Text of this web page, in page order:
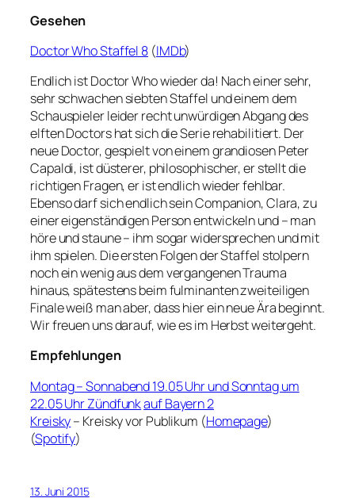
Gesehen
Doctor Who Staffel 8 (IMDb)
Endlich ist Doctor Who wieder da! Nach einer sehr,
sehr schwachen siebten Staffel und einem dem
Schauspieler leider recht unwürdigen Abgang des
elften Doctors hat sich die Serie rehabilitiert. Der
neue Doctor, gespielt von einem grandiosen Peter
Capaldi, ist düsterer, philosophischer, er stellt die
richtigen Fragen, er ist endlich wieder fehlbar.
Ebenso darf sich endlich sein Companion, Clara, zu
einer eigenständigen Person entwickeln und – man
höre und staune – ihm sogar widersprechen und mit
ihm spielen. Die ersten Folgen der Staffel stolpern
noch ein wenig aus dem vergangenen Trauma
hinaus, spätestens beim fulminanten zweiteiligen
Finale weiß man aber, dass hier ein neue Ära beginnt.
Wir freuen uns darauf, wie es im Herbst weitergeht.
Empfehlungen
Montag – Sonnabend 19.05 Uhr und Sonntag um
22.05 Uhr Zündfunkauf Bayern 2
Kreisky– Kreisky vor Publikum (Homepage)
(Spotify)
13. Juni 2015